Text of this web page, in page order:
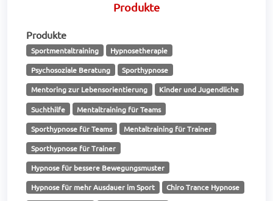
Produkte
Produkte
Sportmentaltraining Hypnosetherapie
Psychosoziale Beratung Sporthypnose
Mentoring zur Lebensorientierung Kinder und Jugendliche
Suchthilfe Mentaltraining für Teams
Sporthypnose für Teams Mentaltraining für Trainer
Sporthypnose für Trainer
Hypnose für bessere Bewegungsmuster
Hypnose für mehr Ausdauer im Sport Chiro Trance Hypnose